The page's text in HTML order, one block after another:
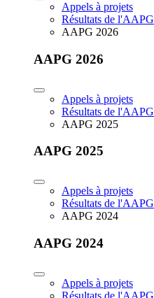
Appels à projets
Résultats de l'AAPG
AAPG 2026
AAPG 2026
Appels à projets
Résultats de l'AAPG
AAPG 2025
AAPG 2025
Appels à projets
Résultats de l'AAPG
AAPG 2024
AAPG 2024
Appels à projets
Résultats de l'AAPG